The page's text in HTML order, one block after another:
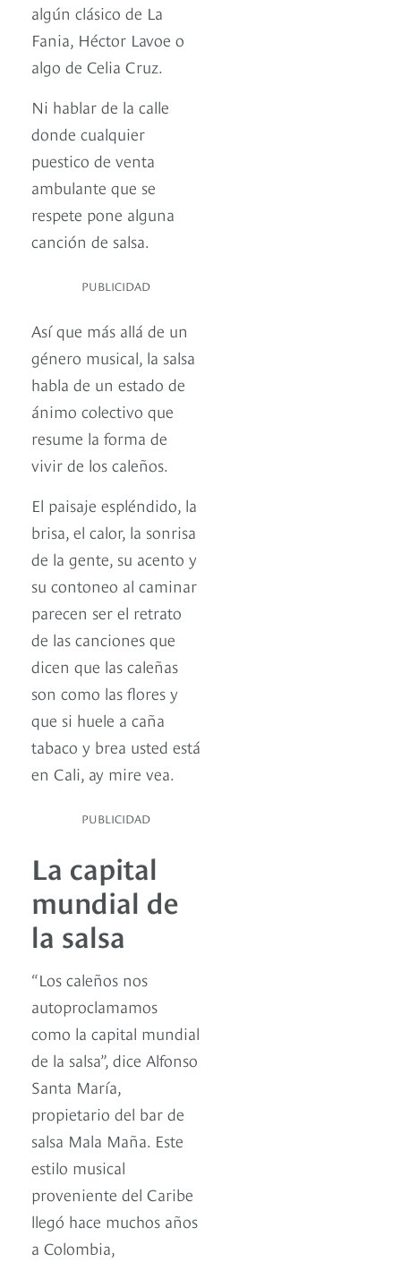
algún clásico de La
Fania, Héctor Lavoe o
algo de Celia Cruz.
Ni hablar de la calle
donde cualquier
puestico de venta
ambulante que se
respete pone alguna
canción de salsa.
PUBLICIDAD
Así que más allá de un
género musical, la salsa
habla de un estado de
ánimo colectivo que
resume la forma de
vivir de los caleños.
El paisaje espléndido, la
brisa, el calor, la sonrisa
de la gente, su acento y
su contoneo al caminar
parecen ser el retrato
de las canciones que
dicen que las caleñas
son como las flores y
que si huele a caña
tabaco y brea usted está
en Cali, ay mire vea.
PUBLICIDAD
La capital
mundial de
la salsa
“Los caleños nos
autoproclamamos
como la capital mundial
de la salsa”, dice Alfonso
Santa María,
propietario del bar de
salsa Mala Maña. Este
estilo musical
proveniente del Caribe
llegó hace muchos años
a Colombia,